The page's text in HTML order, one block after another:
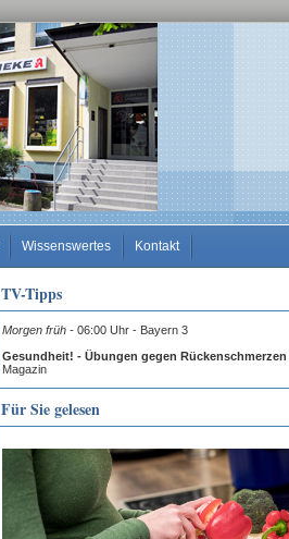
Wissenswertes Kontakt
TV-Tipps
Morgen früh - 06:00 Uhr - Bayern 3
Gesundheit! - Übungen gegen Rückenschmerzen
Magazin
Für Sie gelesen